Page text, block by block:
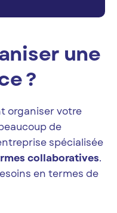
une
?
organiser votre
de
spécialisée
collaboratives.
en termes de